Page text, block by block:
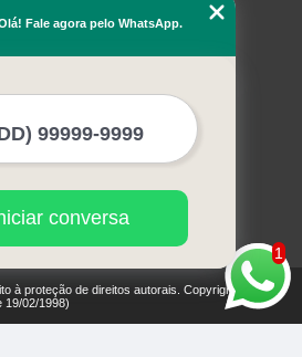
Missão
Mapa do site
à proteção de direitos autorais. Copyright©
19/02/1998)
1
Fale agora pelo WhatsApp.
conversa